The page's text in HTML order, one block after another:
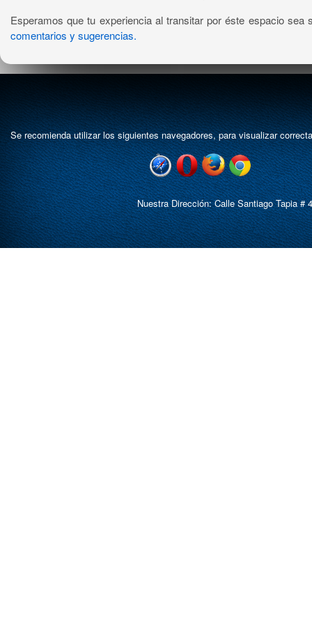
Esperamos que tu experiencia al transitar por éste espacio
comentarios y sugerencias.
Se recomienda utilizar los siguientes navegadores, para visualizar
Nuestra Dirección: Calle Santiago Tapia #